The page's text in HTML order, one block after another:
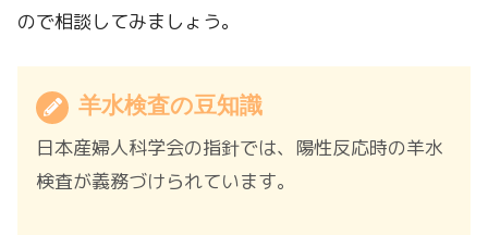
ので相談してみましょう。
羊水検査の豆知識
日本産婦人科学会の指針では、陽性反応時の羊水
検査が義務づけられています。